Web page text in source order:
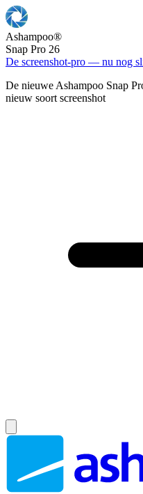
Ashampoo®
Snap Pro 26
De screenshot-pro — nu nog
De nieuwe Ashampoo Snap
nieuw soort screenshot